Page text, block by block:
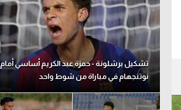
تقرير في الجول
تحليل في الجول
حكايات في الجول
كويز في الجول
فيديو في الجول
تشكيل برشلونة - حمزة عبد الكريم أساسي أمام
نوتنجهام في مباراة من شوط واحد